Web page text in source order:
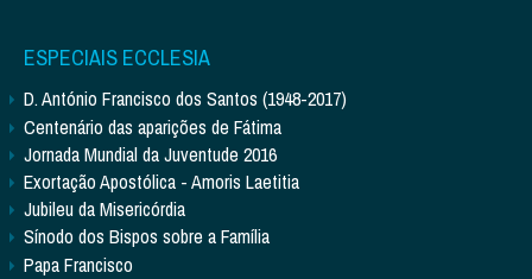
ESPECIAIS ECCLESIA
D. António Francisco dos Santos (1948-2017)
Centenário das aparições de Fátima
Jornada Mundial da Juventude 2016
Exortação Apostólica - Amoris Laetitia
Jubileu da Misericórdia
Sínodo dos Bispos sobre a Família
Papa Francisco